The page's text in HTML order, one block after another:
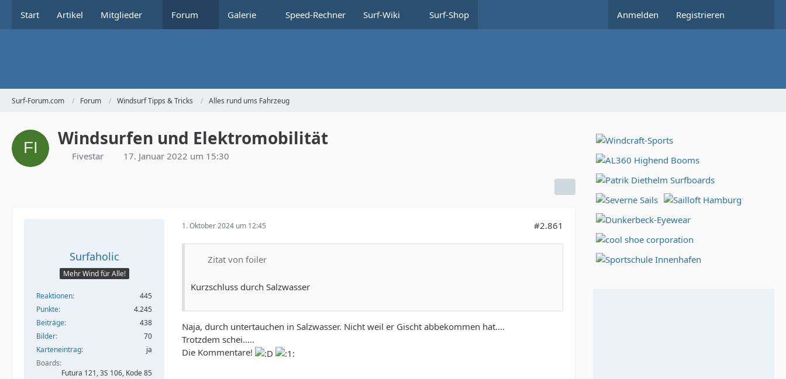
Start Artikel Mitglieder Forum Galerie Speed-Rechner Surf-Wiki Surf-Shop Anmelden Registrieren
Surf-Forum.com Forum Windsurf Tipps & Tricks Alles rund ums Fahrzeug
Windsurfen und Elektromobilität
Fivestar 17. Januar 2022 um 15:30
Surfaholic
Mehr Wind für Alle!
Reaktionen
445
Punkte
4.245
Beiträge
438
Bilder
70
Karteneintrag
ja
Boards
Futura 121, 3S 106, Kode 85
1. Oktober 2024 um 12:45 #2.861
Zitat von foiler
Kurzschluss durch Salzwasser
Naja, durch untertauchen in Salzwasser. Nicht weil er Gischt abbekommen hat....
Trotzdem schei.....
Die Kommentare!